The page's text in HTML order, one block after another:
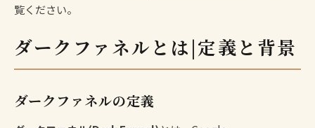
覧ください。
ダークファネルとは|定義と背景
ダークファネルの定義